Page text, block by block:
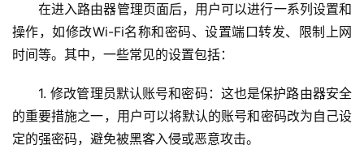
6
8
.
1
在进入路由器管理页面后，用户可以进行一系列设置和
操作，如修改Wi-Fi名称和密码、设置端口转发、限制上网
时间等。其中，一些常见的设置包括：
1. 修改管理员默认账号和密码：这也是保护路由器安全
的重要措施之一，用户可以将默认的账号和密码改为自己设
定的强密码，避免被黑客入侵或恶意攻击。